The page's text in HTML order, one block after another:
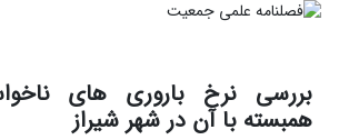
بررسی نرخ باروری های
همبسته با آن در شهر شیراز